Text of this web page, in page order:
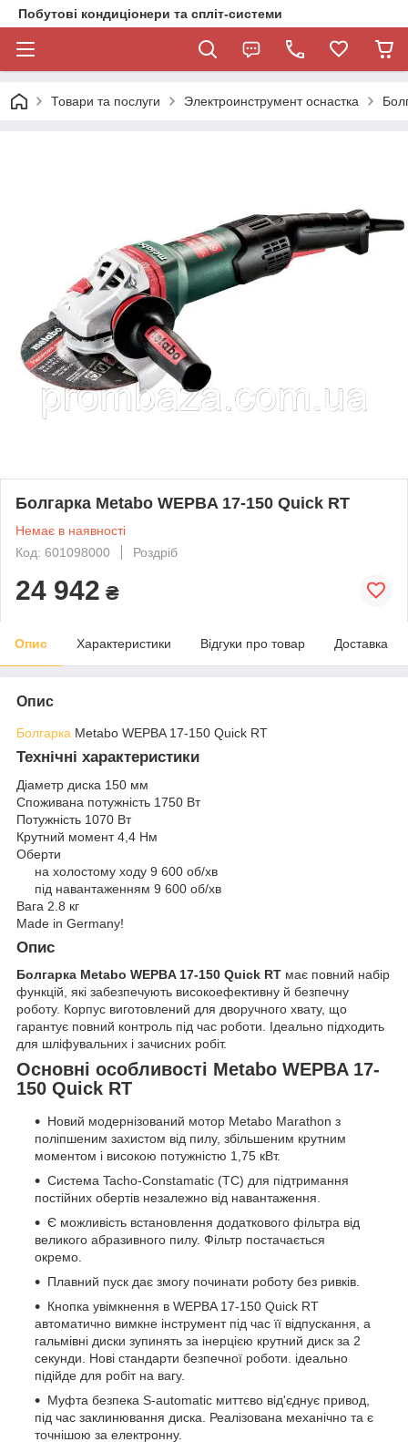
Побутові кондиціонери та спліт-системи
Товари та послуги Электроинструмент оснастка
Болгарка Metabo WEPBA 17-150 Quick RT
Немає в наявності
Код: 601098000
Роздріб
24 942 ₴
Опис Характеристики Відгуки про товар Доставка
Опис
Болгарка Metabo WEPBA 17-150 Quick RT
Технічні характеристики
Діаметр диска 150 мм
Споживана потужність 1750 Вт
Потужність 1070 Вт
Крутний момент 4,4 Нм
Оберти
на холостому ходу 9 600 об/хв
під навантаженням 9 600 об/хв
Вага 2.8 кг
Made in Germany!
Опис
Болгарка Metabo WEPBA 17-150 Quick RT має повний набір
функцій, які забезпечують високоефективну й безпечну
роботу. Корпус виготовлений для дворучного хвату, що
гарантує повний контроль під час роботи. Ідеально підходить
для шліфувальних і зачисних робіт.
Основні особливості Metabo WEPBA 17-
150 Quick RT
Новий модернізований мотор Metabo Marathon з
поліпшеним захистом від пилу, збільшеним крутним
моментом і високою потужністю 1,75 кВт.
Система Tacho-Constamatic (TC) для підтримання
постійних обертів незалежно від навантаження.
Є можливість встановлення додаткового фільтра від
великого абразивного пилу. Фільтр постачається
окремо.
Плавний пуск дає змогу починати роботу без ривків.
Кнопка увімкнення в WEPBA 17-150 Quick RT
автоматично вимкне інструмент під час її відпускання, а
гальмівні диски зупинять за інерцією крутний диск за 2
секунди. Нові стандарти безпечної роботи. ідеально
підійде для робіт на вагу.
Муфта безпека S-automatic миттєво від'єднує привод,
під час заклинювання диска. Реалізована механічно та є
точнішою за електронну.